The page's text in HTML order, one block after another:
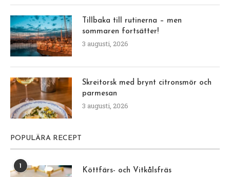
Tillbaka till rutinerna – men
sommaren fortsätter!
3 augusti, 2026
Skreitorsk med brynt citronsmör och
parmesan
3 augusti, 2026
POPULÄRA RECEPT
1
Köttfärs- och Vitkålsfräs